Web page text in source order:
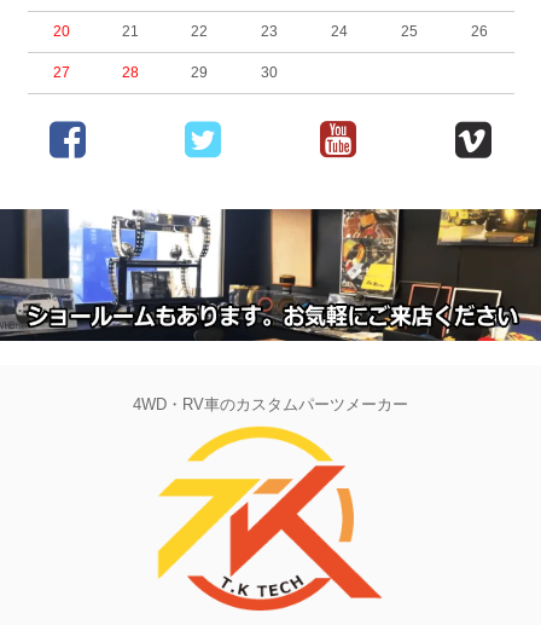
20 21 22 23 24 25 26
27 28 29 30
4WD・RV車のカスタムパーツメーカー